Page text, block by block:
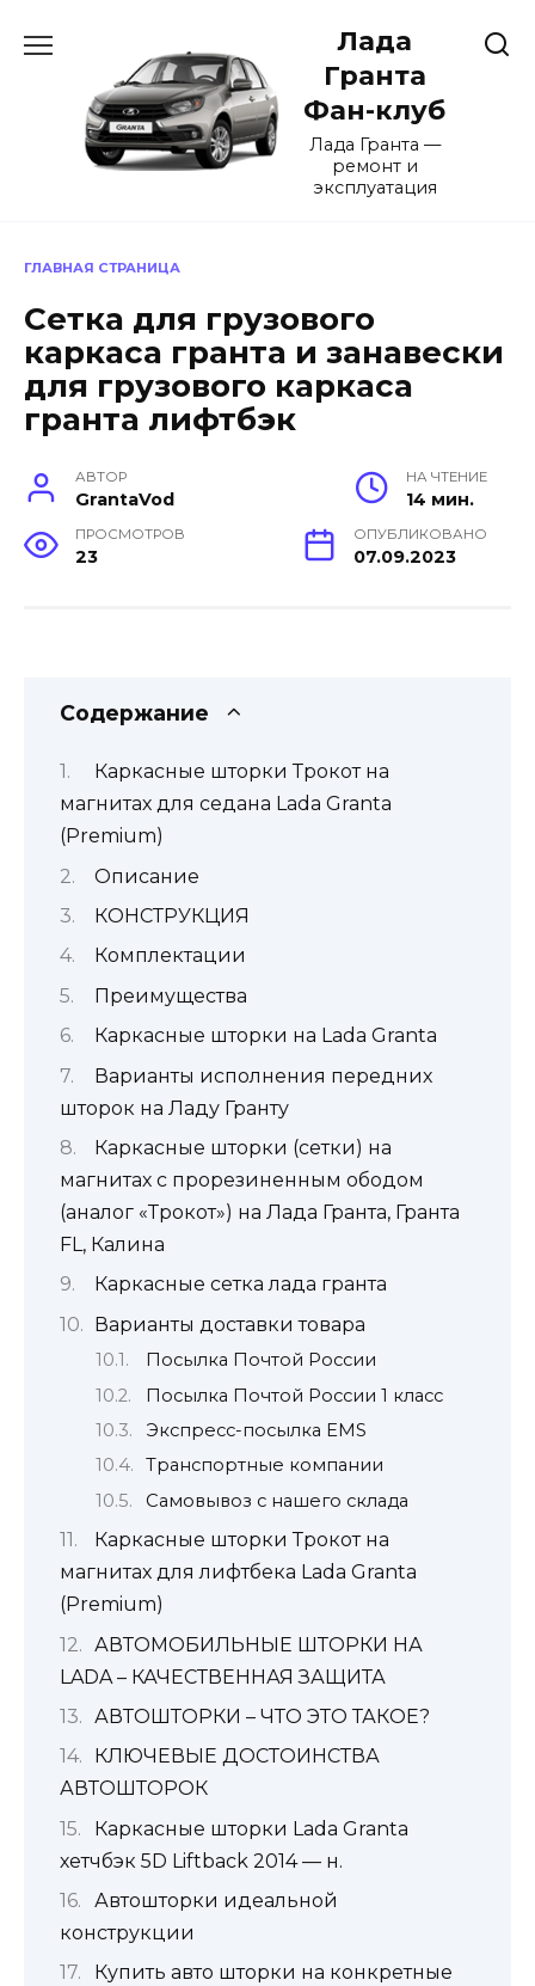
содержанию
Лада
Гранта
Фан-клуб
Лада Гранта —
ремонт и
эксплуатация
ГЛАВНАЯ СТРАНИЦА
Сетка для грузового
каркаса гранта и занавески
для грузового каркаса
гранта лифтбэк
АВТОР
GrantaVod
НА ЧТЕНИЕ
14 мин.
ПРОСМОТРОВ
23
ОПУБЛИКОВАНО
07.09.2023
Содержание
Каркасные шторки Трокот на
магнитах для седана Lada Granta
(Premium)
Описание
КОНСТРУКЦИЯ
Комплектации
Преимущества
Каркасные шторки на Lada Granta
Варианты исполнения передних
шторок на Ладу Гранту
Каркасные шторки (сетки) на
магнитах с прорезиненным ободом
(аналог «Трокот») на Лада Гранта, Гранта
FL, Калина
Каркасные сетка лада гранта
Варианты доставки товара
Посылка Почтой России
Посылка Почтой России 1 класс
Экспресс-посылка EMS
Транспортные компании
Самовывоз с нашего склада
Каркасные шторки Трокот на
магнитах для лифтбека Lada Granta
(Premium)
АВТОМОБИЛЬНЫЕ ШТОРКИ НА
LADA – КАЧЕСТВЕННАЯ ЗАЩИТА
АВТОШТОРКИ – ЧТО ЭТО ТАКОЕ?
КЛЮЧЕВЫЕ ДОСТОИНСТВА
АВТОШТОРОК
Каркасные шторки Lada Granta
хетчбэк 5D Liftback 2014 — н.
Автошторки идеальной
конструкции
Купить авто шторки на конкретные